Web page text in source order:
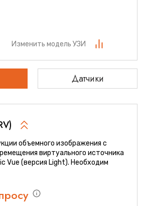
Изменить модель УЗИ
Датчики
объемного изображения с
виртуального источника
Vue (версия Light). Необходим